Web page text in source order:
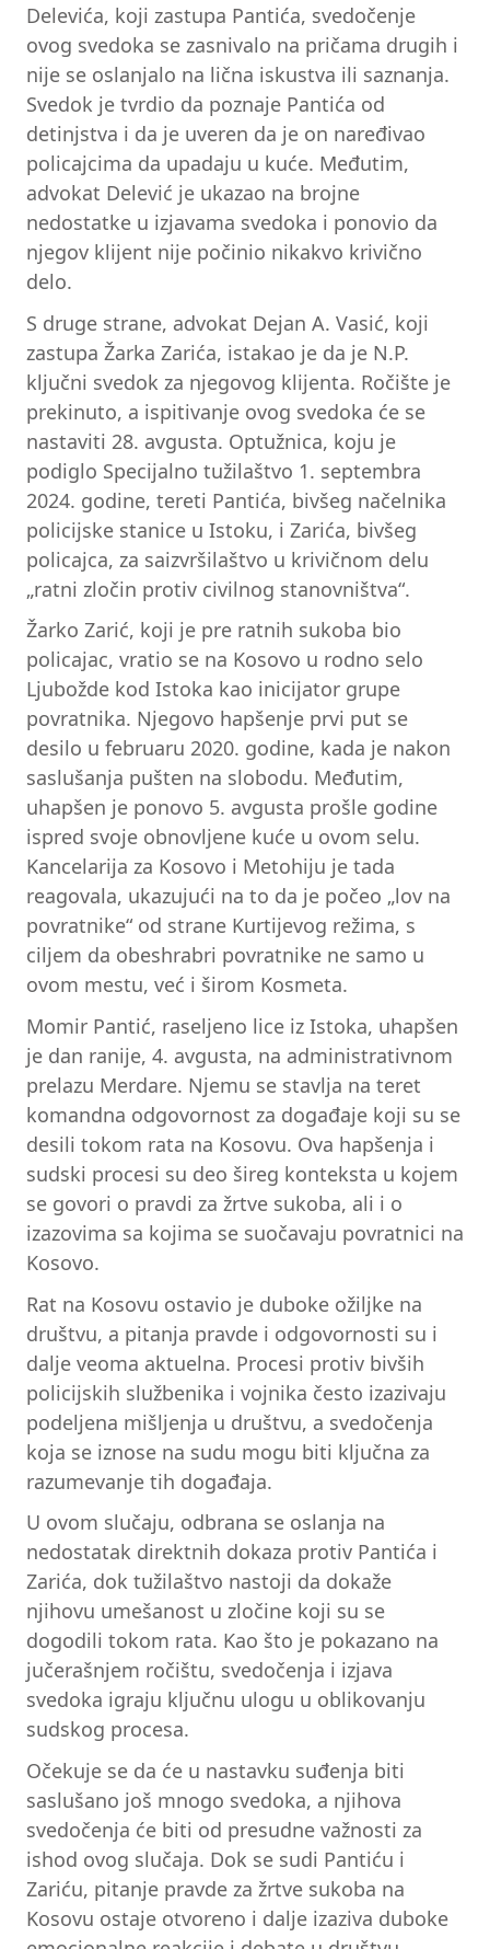
Delevića, koji zastupa Pantića, svedočenje
ovog svedoka se zasnivalo na pričama drugih i
nije se oslanjalo na lična iskustva ili saznanja.
Svedok je tvrdio da poznaje Pantića od
detinjstva i da je uveren da je on naređivao
policajcima da upadaju u kuće. Međutim,
advokat Delević je ukazao na brojne
nedostatke u izjavama svedoka i ponovio da
njegov klijent nije počinio nikakvo krivično
delo.
S druge strane, advokat Dejan A. Vasić, koji
zastupa Žarka Zarića, istakao je da je N.P.
ključni svedok za njegovog klijenta. Ročište je
prekinuto, a ispitivanje ovog svedoka će se
nastaviti 28. avgusta. Optužnica, koju je
podiglo Specijalno tužilaštvo 1. septembra
2024. godine, tereti Pantića, bivšeg načelnika
policijske stanice u Istoku, i Zarića, bivšeg
policajca, za saizvršilaštvo u krivičnom delu
„ratni zločin protiv civilnog stanovništva“.
Žarko Zarić, koji je pre ratnih sukoba bio
policajac, vratio se na Kosovo u rodno selo
Ljubožde kod Istoka kao inicijator grupe
povratnika. Njegovo hapšenje prvi put se
desilo u februaru 2020. godine, kada je nakon
saslušanja pušten na slobodu. Međutim,
uhapšen je ponovo 5. avgusta prošle godine
ispred svoje obnovljene kuće u ovom selu.
Kancelarija za Kosovo i Metohiju je tada
reagovala, ukazujući na to da je počeo „lov na
povratnike“ od strane Kurtijevog režima, s
ciljem da obeshrabri povratnike ne samo u
ovom mestu, već i širom Kosmeta.
Momir Pantić, raseljeno lice iz Istoka, uhapšen
je dan ranije, 4. avgusta, na administrativnom
prelazu Merdare. Njemu se stavlja na teret
komandna odgovornost za događaje koji su se
desili tokom rata na Kosovu. Ova hapšenja i
sudski procesi su deo šireg konteksta u kojem
se govori o pravdi za žrtve sukoba, ali i o
izazovima sa kojima se suočavaju povratnici na
Kosovo.
Rat na Kosovu ostavio je duboke ožiljke na
društvu, a pitanja pravde i odgovornosti su i
dalje veoma aktuelna. Procesi protiv bivših
policijskih službenika i vojnika često izazivaju
podeljena mišljenja u društvu, a svedočenja
koja se iznose na sudu mogu biti ključna za
razumevanje tih događaja.
U ovom slučaju, odbrana se oslanja na
nedostatak direktnih dokaza protiv Pantića i
Zarića, dok tužilaštvo nastoji da dokaže
njihovu umešanost u zločine koji su se
dogodili tokom rata. Kao što je pokazano na
jučerašnjem ročištu, svedočenja i izjava
svedoka igraju ključnu ulogu u oblikovanju
sudskog procesa.
Očekuje se da će u nastavku suđenja biti
saslušano još mnogo svedoka, a njihova
svedočenja će biti od presudne važnosti za
ishod ovog slučaja. Dok se sudi Pantiću i
Zariću, pitanje pravde za žrtve sukoba na
Kosovu ostaje otvoreno i dalje izaziva duboke